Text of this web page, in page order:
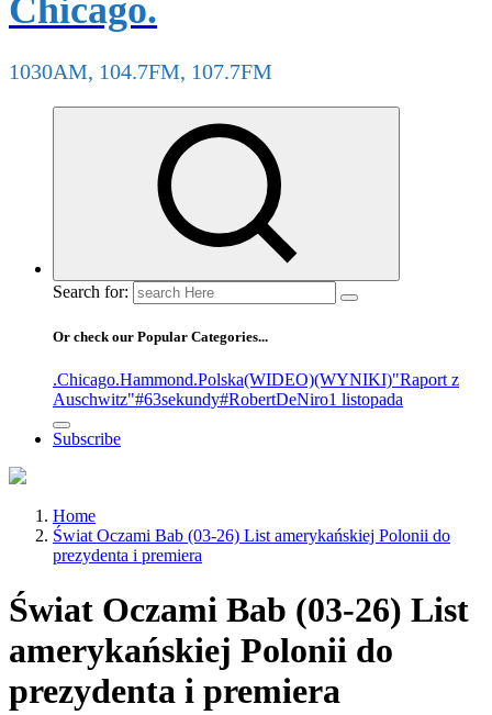
Chicago.
1030AM, 104.7FM, 107.7FM
Search for:
Or check our Popular Categories...
.Chicago.Hammond.Polska(WIDEO)(WYNIKI)"Raport z
Auschwitz"#63sekundy#RobertDeNiro1 listopada
Subscribe
Home
Świat Oczami Bab (03-26) List amerykańskiej Polonii do
prezydenta i premiera
Świat Oczami Bab (03-26) List
amerykańskiej Polonii do
prezydenta i premiera